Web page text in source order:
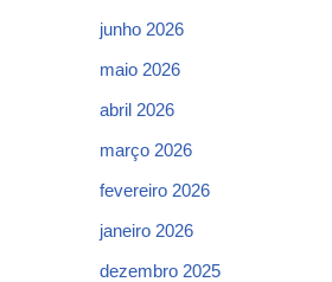
junho 2026
maio 2026
abril 2026
março 2026
fevereiro 2026
janeiro 2026
dezembro 2025